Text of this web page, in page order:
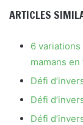
ARTICLES
6
mamans en
Défi
Défi
Défi